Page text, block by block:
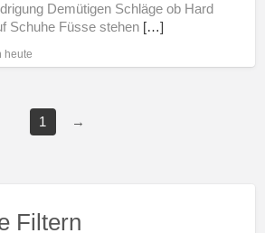
Demütigen Schläge ob Hard
Schuhe Füsse stehen […]
heute
1 →
Filtern